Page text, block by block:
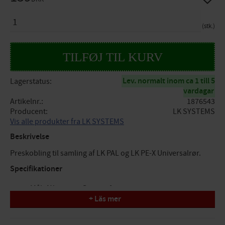
stk.
Lagerstatus
Lev. normalt inom ca 1 till 5
vardagar
Artikelnr.
1876543
Producent
LK SYSTEMS
Vis alle produkter fra LK SYSTEMS
Beskrivelse
Preskobling til samling af LK PAL og LK PE-X Universalrør.
Specifikationer
Mål: AX20mm x G20 x 90°
Tryk/Flow/Temp: PN10, maks. temp. +70°C (+95°C)
Funktion: pressamling tappevand/varme/køling
+ Läs mer